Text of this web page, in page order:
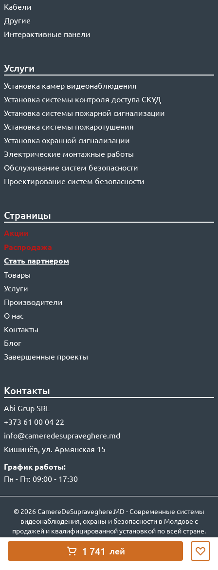
Кабели
Другие
Интерактивные панели
Услуги
Установка камер видеонаблюдения
Установка системы контроля доступа СКУД
Установка системы пожарной сигнализации
Установка системы пожаротушения
Установка охранной сигнализации
Электрические монтажные работы
Обслуживание систем безопасности
Проектирование систем безопасности
Страницы
Акции
Распродажа
Стать партнером
Товары
Услуги
Производители
О нас
Контакты
Блог
Завершенные проекты
Контакты
Abi Grup SRL
+373 61 00 04 22
info@cameredesupraveghere.md
Кишинёв, ул. Армянская 15
График работы:
Пн - Пт: 09:00 - 17:30
© 2026 CamereDeSupraveghere.MD - Современные системы
видеонаблюдения, охраны и безопасности в Молдове с
продажей и квалифицированной установкой по всей стране.
1 741 лей